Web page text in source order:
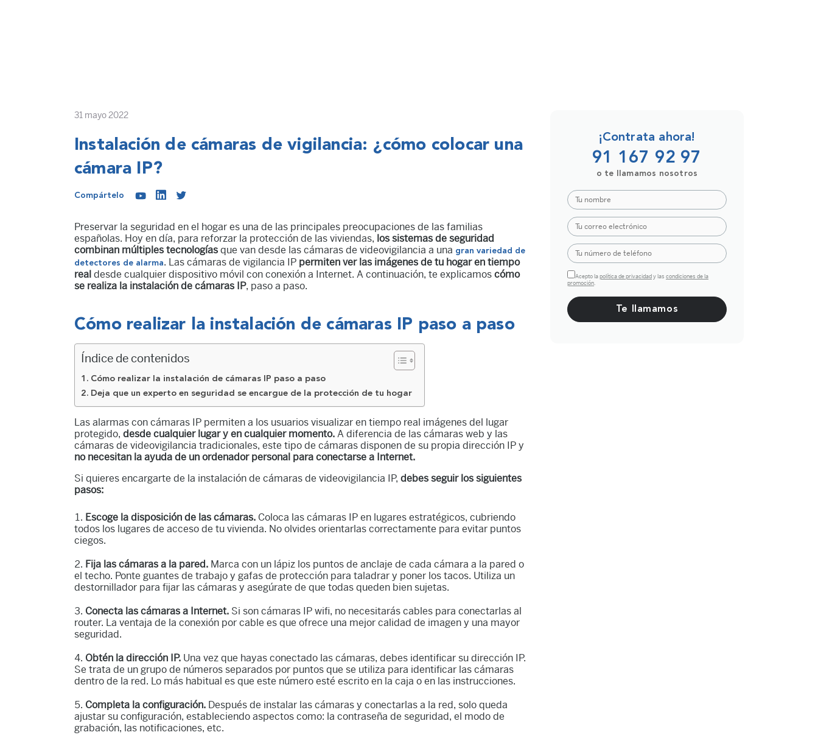
¡Contrata ahora!
91 167 92 97
o te llamamos nosotros
Acepto la política de privacidad y las condiciones de la
promoción
Por favor, deja este campo vacío.
31 mayo 2022
Instalación de cámaras de vigilancia: ¿cómo colocar una
cámara IP?
Compártelo
Preservar la seguridad en el hogar es una de las principales preocupaciones de las familias
españolas. Hoy en día, para reforzar la protección de las viviendas, los sistemas de seguridad
combinan múltiples tecnologías que van desde las cámaras de videovigilancia a una gran variedad de
detectores de alarma. Las cámaras de vigilancia IP permiten ver las imágenes de tu hogar en tiempo
real desde cualquier dispositivo móvil con conexión a Internet. A continuación, te explicamos cómo
se realiza la instalación de cámaras IP, paso a paso.
Cómo realizar la instalación de cámaras IP paso a paso
Índice de contenidos
Cómo realizar la instalación de cámaras IP paso a paso
Deja que un experto en seguridad se encargue de la protección de tu hogar
Las alarmas con cámaras IP permiten a los usuarios visualizar en tiempo real imágenes del lugar
protegido, desde cualquier lugar y en cualquier momento. A diferencia de las cámaras web y las
cámaras de videovigilancia tradicionales, este tipo de cámaras disponen de su propia dirección IP y
no necesitan la ayuda de un ordenador personal para conectarse a Internet.
Si quieres encargarte de la instalación de cámaras de videovigilancia IP, debes seguir los siguientes
pasos:
Escoge la disposición de las cámaras. Coloca las cámaras IP en lugares estratégicos, cubriendo
todos los lugares de acceso de tu vivienda. No olvides orientarlas correctamente para evitar puntos
ciegos.
Fija las cámaras a la pared. Marca con un lápiz los puntos de anclaje de cada cámara a la pared o
el techo. Ponte guantes de trabajo y gafas de protección para taladrar y poner los tacos. Utiliza un
destornillador para fijar las cámaras y asegúrate de que todas queden bien sujetas.
Conecta las cámaras a Internet. Si son cámaras IP wifi, no necesitarás cables para conectarlas al
router. La ventaja de la conexión por cable es que ofrece una mejor calidad de imagen y una mayor
seguridad.
Obtén la dirección IP. Una vez que hayas conectado las cámaras, debes identificar su dirección IP.
Se trata de un grupo de números separados por puntos que se utiliza para identificar las cámaras
dentro de la red. Lo más habitual es que este número esté escrito en la caja o en las instrucciones.
Completa la configuración. Después de instalar las cámaras y conectarlas a la red, solo queda
ajustar su configuración, estableciendo aspectos como: la contraseña de seguridad, el modo de
grabación, las notificaciones, etc.